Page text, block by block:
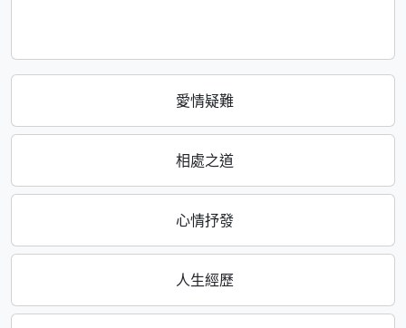
愛情疑難
相處之道
心情抒發
人生經歷